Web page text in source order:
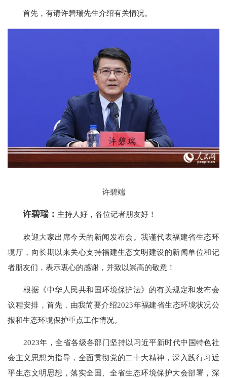
首先，有请许碧瑞先生介绍有关情况。
许碧端
许碧瑞： 主持人好，各位记者朋友好！
欢迎大家出席今天的新闻发布会。我谨代表福建省生态环
境厅，向长期以来关心支持福建生态文明建设的新闻单位和记
者朋友们，表示衷心的感谢，并致以崇高的敬意！
根据《中华人民共和国环境保护法》的有关规定和发布会
议程安排，首先，由我简要介绍2023年福建省生态环境状况公
报和生态环境保护重点工作情况。
2023年，全省各级各部门坚持以习近平新时代中国特色社
会主义思想为指导，全面贯彻党的二十大精神，深入践行习近
平生态文明思想，落实全国、全省生态环境保护大会部署，深